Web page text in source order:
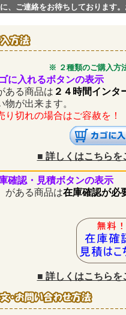
、ご連絡をお待ちしております
※ ２種類のご購入方
に入れるボタンの表示
る商品は ２４時間インタ
物が出来ます。
切れの場合はご容赦を！
■ 詳しくはこちらを
確認・見積ボタンの表示
る商品は在庫確認が必
■ 詳しくはこちらを